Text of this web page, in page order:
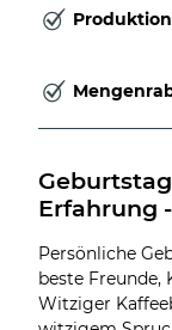
Erfahrung
Persönliche
beste Freunde,
Witziger